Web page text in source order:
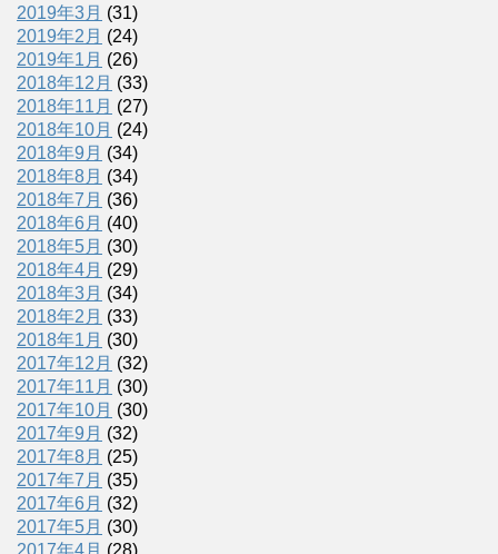
2019年3月 (31)
2019年2月 (24)
2019年1月 (26)
2018年12月 (33)
2018年11月 (27)
2018年10月 (24)
2018年9月 (34)
2018年8月 (34)
2018年7月 (36)
2018年6月 (40)
2018年5月 (30)
2018年4月 (29)
2018年3月 (34)
2018年2月 (33)
2018年1月 (30)
2017年12月 (32)
2017年11月 (30)
2017年10月 (30)
2017年9月 (32)
2017年8月 (25)
2017年7月 (35)
2017年6月 (32)
2017年5月 (30)
2017年4月 (28)